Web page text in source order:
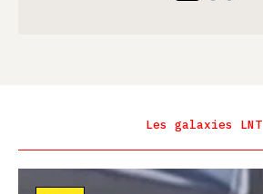
Les galaxies LNT